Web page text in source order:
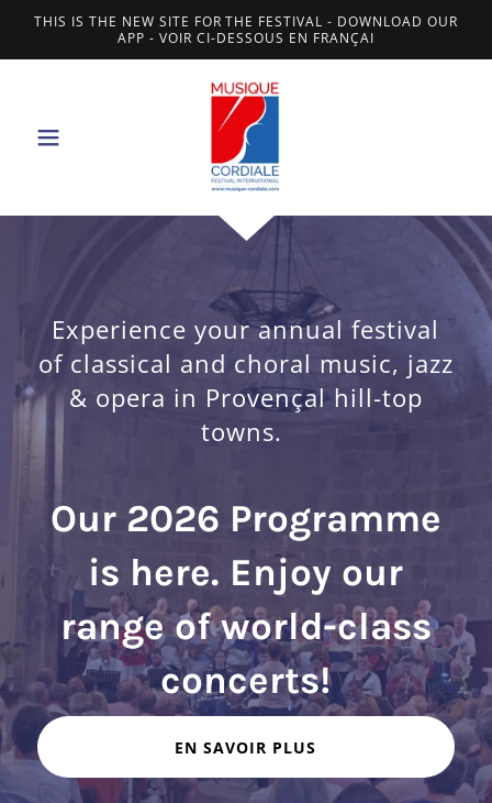
THIS IS THE NEW SITE FOR THE FESTIVAL - DOWNLOAD OUR
APP - VOIR CI-DESSOUS EN FRANÇAI
Experience your annual festival
of classical and choral music, jazz
& opera in Provençal hill-top
towns.
Our 2026 Programme
is here. Enjoy our
range of world-class
concerts!
EN SAVOIR PLUS